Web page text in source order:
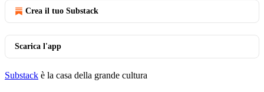
Crea il tuo Substack
Scarica l'app
Substack è la casa della grande cultura